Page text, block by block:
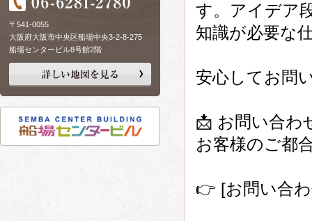
〒541-0055
大阪府大阪市中央区船場中央3-2-8-275
船場センタービル8号館2階
す。アイデア
知識が必要な
安心してお問
📩 お問い合わ
お客様のご都
👉 [お問い合